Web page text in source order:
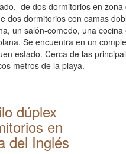
de dos dormitorios en zona
dos dormitorios con camas
un salón-comedo, una cocina
Se encuentra en un
estado. Cerca de las
metros de la playa.
dúplex
en
del Inglés